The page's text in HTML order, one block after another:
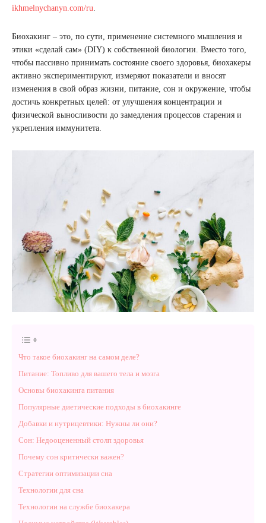
ikhmelnychanyn.com/ru.
Биохакинг – это, по сути, применение системного мышления и
этики «сделай сам» (DIY) к собственной биологии. Вместо того,
чтобы пассивно принимать состояние своего здоровья, биохакеры
активно экспериментируют, измеряют показатели и вносят
изменения в свой образ жизни, питание, сон и окружение, чтобы
достичь конкретных целей: от улучшения концентрации и
физической выносливости до замедления процессов старения и
укрепления иммунитета.
Что такое биохакинг на самом деле?
Питание: Топливо для вашего тела и мозга
Основы биохакинга питания
Популярные диетические подходы в биохакинге
Добавки и нутрицевтики: Нужны ли они?
Сон: Недооцененный столп здоровья
Почему сон критически важен?
Стратегии оптимизации сна
Технологии для сна
Технологии на службе биохакера